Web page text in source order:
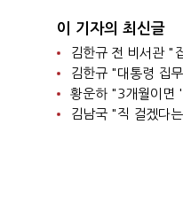
이 기자의 최신글
김한규 "대통령 집
황운하 "3개월이면
김남국 "직 걸겠다